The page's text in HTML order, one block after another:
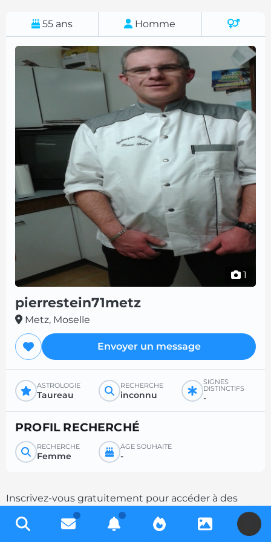
55 ans Homme
1
pierrestein71metz
Metz, Moselle
Envoyer un message
ASTROLOGIE
Taureau
RECHERCHE
inconnu
SIGNES
DISTINCTIFS
-
PROFIL RECHERCHÉ
RECHERCHE
Femme
ÂGE SOUHAITÉ
-
Inscrivez-vous gratuitement pour accéder à des
milliers de profils et multipliez les chances de
contacts en complétant votre description.